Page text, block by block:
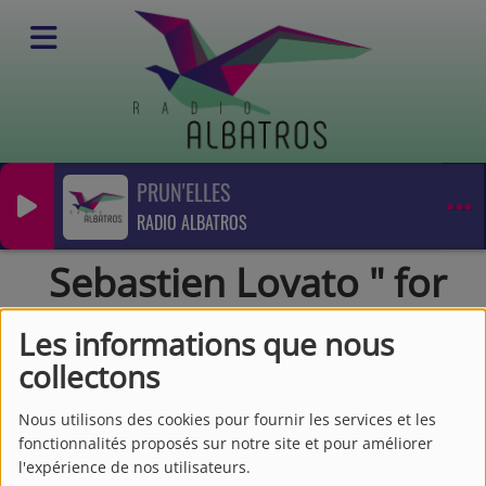
Les informations que nous
collectons
Nous utilisons des cookies pour fournir les services et les
fonctionnalités proposés sur notre site et pour améliorer
l'expérience de nos utilisateurs.
PRUN'ELLES
RADIO ALBATROS
Vidéos Jazz Sebastien Lovato " for Virginia" official teaser
Sebastien Lovato " for
Virginia" official teaser